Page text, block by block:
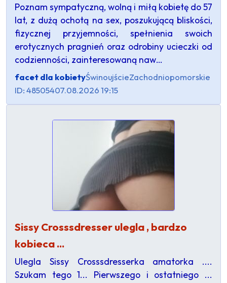
​Poznam sympatyczną, wolną i miłą kobietę do 57
lat, z dużą ochotą na sex, poszukującą bliskości,
fizycznej przyjemności, spełnienia swoich
erotycznych pragnień oraz odrobiny ucieczki od
codzienności, zainteresowaną naw…
facet dla kobietyŚwinoujścieZachodniopomorskie
ID: 48505407.08.2026 19:15
Sissy Crosssdresser ulegla , bardzo
kobieca ...
Ulegla Sissy Crosssdresserka amatorka ....
Szukam tego 1... Pierwszego i ostatniego ...